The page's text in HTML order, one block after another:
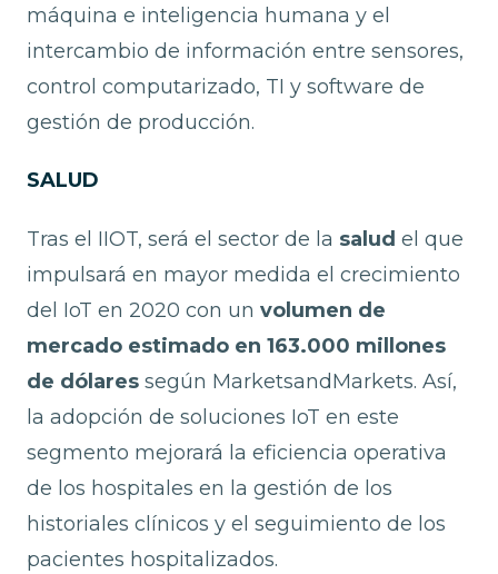
máquina e inteligencia humana y el
intercambio de información entre sensores,
control computarizado, TI y software de
gestión de producción.
SALUD
Tras el IIOT, será el sector de la salud el que
impulsará en mayor medida el crecimiento
del IoT en 2020 con un volumen de
mercado estimado en 163.000 millones
de dólares según MarketsandMarkets. Así,
la adopción de soluciones IoT en este
segmento mejorará la eficiencia operativa
de los hospitales en la gestión de los
historiales clínicos y el seguimiento de los
pacientes hospitalizados.